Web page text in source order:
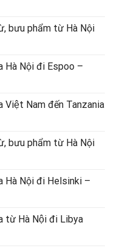
bưu phẩm từ Hà Nội
Hà Nội đi Espoo –
Việt Nam đến Tanzania
bưu phẩm từ Hà Nội
Hà Nội đi Helsinki –
từ Hà Nội đi Libya